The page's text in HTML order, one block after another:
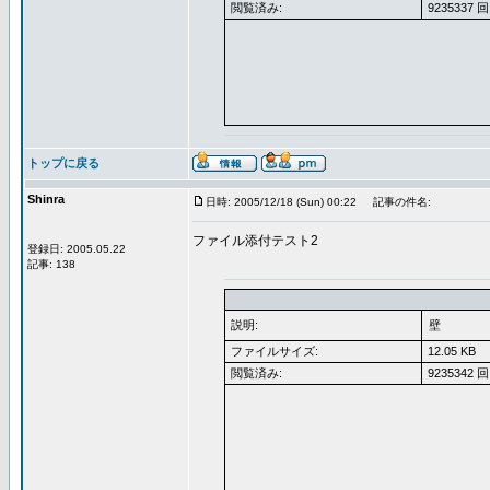
閲覧済み:
9235337 回
トップに戻る
Shinra
登録日: 2005.05.22
記事: 138
日時: 2005/12/18 (Sun) 00:22 記事の件名:
ファイル添付テスト2
説明:
壁
ファイルサイズ:
12.05 KB
閲覧済み:
9235342 回